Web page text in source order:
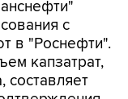
в "Роснефти".
капзатрат,
монополии